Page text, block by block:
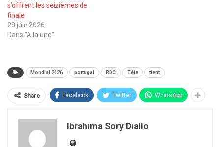
s’offrent les seizièmes de
finale
28 juin 2026
Dans "A la une"
Mondial 2026 portugal RDC Téte tient
Share Facebook Twitter WhatsApp
Ibrahima Sory Diallo